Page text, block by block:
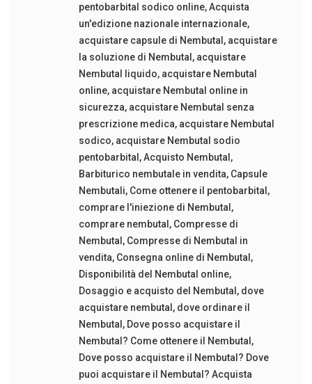
pentobarbital sodico online,Acquista
un'edizione nazionale internazionale,
acquistare capsule di Nembutal , acquistare
la soluzione di Nembutal , acquistare
Nembutal liquido, acquistare Nembutal
online, acquistare Nembutal online in
sicurezza, acquistare Nembutal senza
prescrizione medica, acquistare Nembutal
sodico, acquistare Nembutal sodio
pentobarbital ,Acquisto Nembutal ,
Barbiturico nembutale in vendita, Capsule
Nembutali, Come ottenere il pentobarbital ,
comprare l'iniezione di Nembutal ,
comprare nembutal , Compresse di
Nembutal , Compresse di Nembutal in
vendita, Consegna online di Nembutal ,
Disponibilità del Nembutal online,
Dosaggio e acquisto del Nembutal , dove
acquistare nembutal , dove ordinare il
Nembutal , Dove posso acquistare il
Nembutal? Come ottenere il Nembutal ,
Dove posso acquistare il Nembutal? Dove
puoi acquistare il Nembutal? Acquista